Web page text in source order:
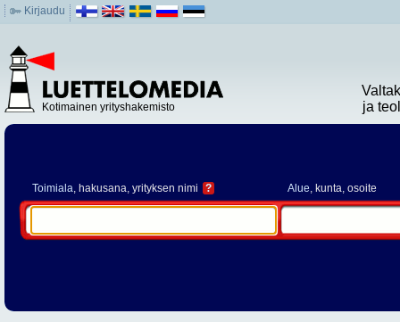
Kirjaudu
Kotimainen yrityshakemisto
ja
Toimiala, hakusana, yrityksen nimi ? Alue, kunta, osoite